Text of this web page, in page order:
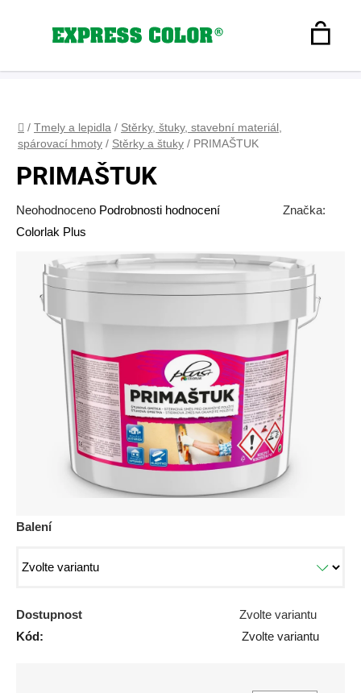
Hledat
Domů
/ Tmely a lepidla / Stěrky, štuky, stavební materiál,
spárovací hmoty / Stěrky a štuky / PRIMAŠTUK
Balení
Dostupnost
Zvolte variantu
Kód:
Zvolte variantu
PRIMAŠTUK
Průměrné
hodnocení
hvězdiček.
Neohodnoceno Podrobnosti hodnocení
Značka:
Colorlak Plus